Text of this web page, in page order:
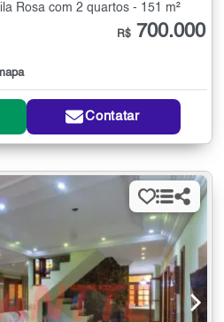
Rosa com 2 quartos - 151 m²
R$ 700.000
Contatar